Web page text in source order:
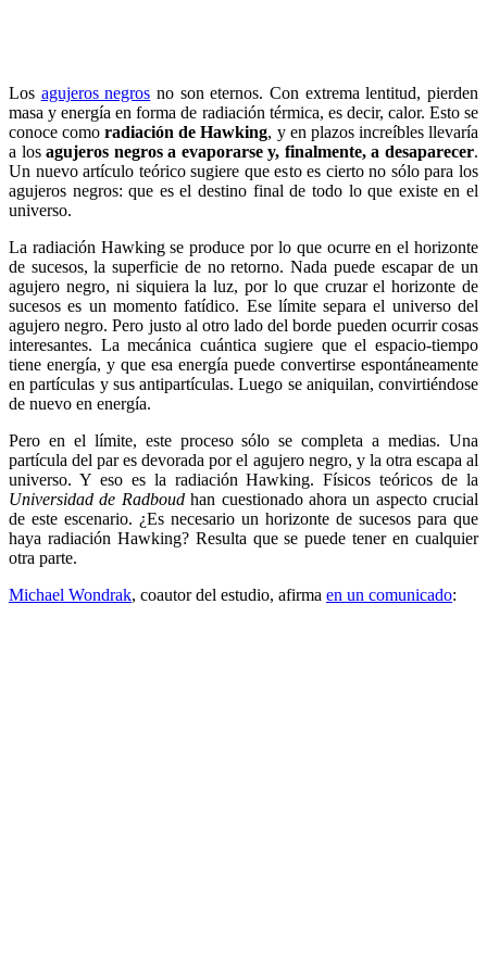
Los agujeros negros no son eternos. Con extrema lentitud, pierden
masa y energía en forma de radiación térmica, es decir, calor. Esto se
conoce comoradiación de Hawking, y en plazos increíbles llevaría
a losagujeros negros a evaporarse y, finalmente, a desaparecer.
Un nuevo artículo teórico sugiere que esto es cierto no sólo para los
agujeros negros: que es el destino final de todo lo que existe en el
universo.
La radiación Hawking se produce por lo que ocurre en el horizonte
de sucesos, la superficie de no retorno. Nada puede escapar de un
agujero negro, ni siquiera la luz, por lo que cruzar el horizonte de
sucesos es un momento fatídico. Ese límite separa el universo del
agujero negro. Pero justo al otro lado del borde pueden ocurrir cosas
interesantes. La mecánica cuántica sugiere que el espacio-tiempo
tiene energía, y que esa energía puede convertirse espontáneamente
en partículas y sus antipartículas. Luego se aniquilan, convirtiéndose
de nuevo en energía.
Pero en el límite, este proceso sólo se completa a medias. Una
partícula del par es devorada por el agujero negro, y la otra escapa al
universo. Y eso es la radiación Hawking. Físicos teóricos de la
Universidad de Radboudhan cuestionado ahora un aspecto crucial
de este escenario. ¿Es necesario un horizonte de sucesos para que
haya radiación Hawking? Resulta que se puede tener en cualquier
otra parte.
Michael Wondrak, coautor del estudio, afirma en un comunicado: